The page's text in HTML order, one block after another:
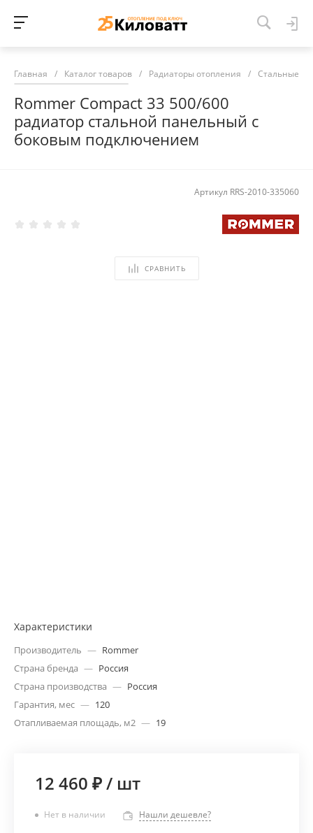
Главная / Каталог товаров / Радиаторы отопления / Стальные
Rommer Compact 33 500/600
радиатор стальной панельный с
боковым подключением
Артикул RRS-2010-335060
СРАВНИТЬ
Характеристики
Производитель — Rommer
Страна бренда — Россия
Страна производства — Россия
Гарантия, мес — 120
Отапливаемая площадь, м2 — 19
12 460 ₽/ шт
Нет в наличии Нашли дешевле?